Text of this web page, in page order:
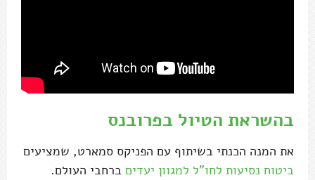
בהשראת הטיול בפרובנס
את המנה הכנתי בשיתוף עם הפניקס סמארט, שמציעים
ביטוח נסיעות לחו"ל למגוון יעדים ברחבי העולם.